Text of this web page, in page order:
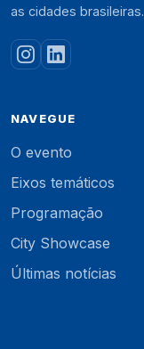
as cidades brasileiras.
NAVEGUE
O evento
Eixos temáticos
Programação
City Showcase
Últimas notícias